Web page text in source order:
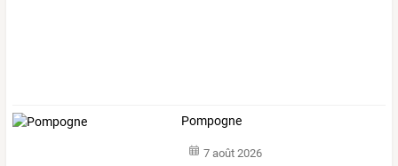
Pompogne
7 août 2026